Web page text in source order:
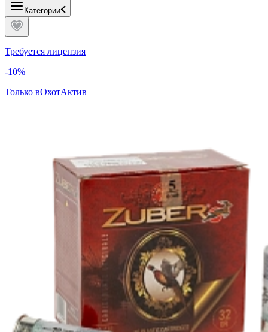
Категории
Требуется лицензия
-10%
Только вОхотАктив